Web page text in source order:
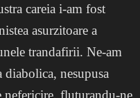
careia i-am fost
asurzitoare a
trandafirii. Ne-am
diabolica, nesupusa
fluturandu-ne